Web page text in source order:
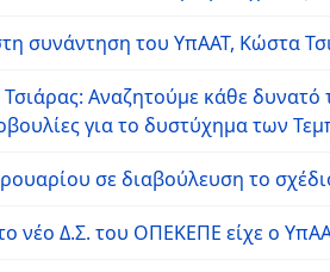
συνάντηση του ΥπΑΑΤ, Κώστα
Αναζητούμε κάθε
για το δυστύχημα των
σε διαβούλευση το
νέο Δ.Σ. του ΟΠΕΚΕΠΕ είχε ο